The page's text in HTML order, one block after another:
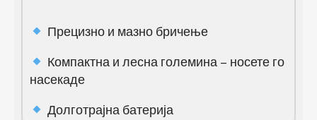
Прецизно и мазно бричење
Компактна и лесна големина – носете го
насекаде
Долготрајна батерија